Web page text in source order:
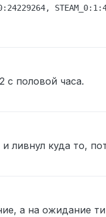
с половой часа.
ливнул куда то,
а на ожидание